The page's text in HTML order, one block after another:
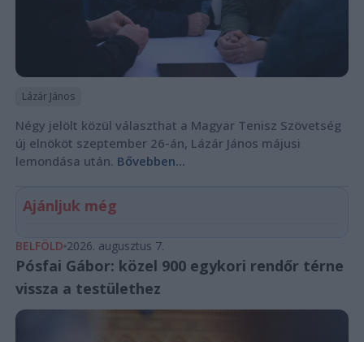
Lázár János
Négy jelölt közül választhat a Magyar Tenisz Szövetség
új elnököt szeptember 26-án, Lázár János májusi
lemondása után. Bővebben...
Ajánljuk még
BELFÖLD 2026. augusztus 7.
Pósfai Gábor: közel 900 egykori rendőr térne
vissza a testülethez